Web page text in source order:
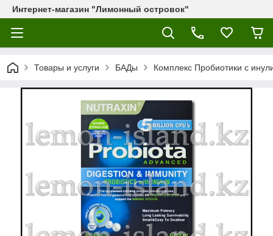
Интернет-магазин "Лимонный островок"
Товары и услуги БАДы Комплекс Пробиотики с